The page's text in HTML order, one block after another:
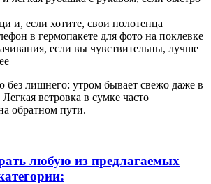
и, если хотите, свои полотенца
в гермопакете для фото на поклевке
если вы чувствительны, лучше
без лишнего: утром бывает свежо даже в
ветровка в сумке часто
обратном пути.
любую из предлагаемых